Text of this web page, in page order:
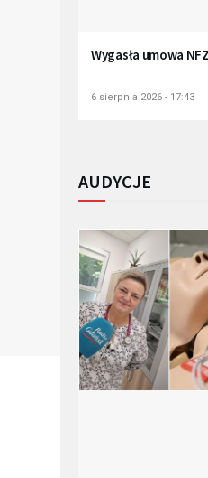
Wygasła umowa
6 sierpnia 2026 - 17:43
AUDYCJE